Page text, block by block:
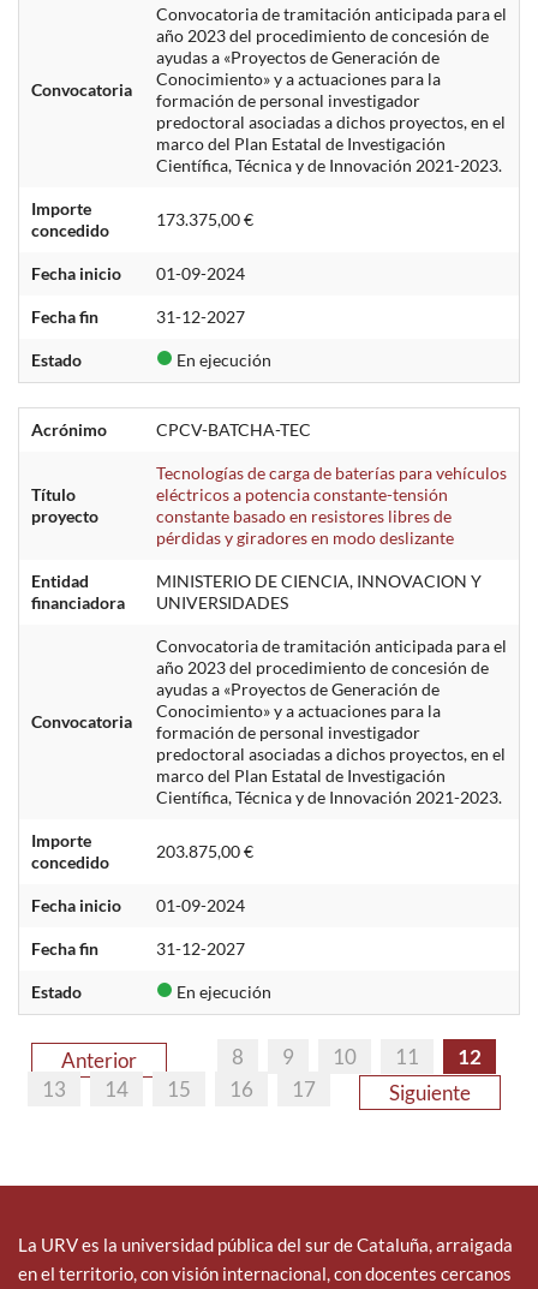
Convocatoria
Convocatoria de tramitación anticipada para el
año 2023 del procedimiento de concesión de
ayudas a «Proyectos de Generación de
Conocimiento» y a actuaciones para la
formación de personal investigador
predoctoral asociadas a dichos proyectos, en el
marco del Plan Estatal de Investigación
Científica, Técnica y de Innovación 2021-2023.
Importe
concedido
173.375,00 €
Fecha inicio 01-09-2024
Fecha fin 31-12-2027
Estado En ejecución
Acrónimo CPCV-BATCHA-TEC
Título
proyecto
Tecnologías de carga de baterías para vehículos
eléctricos a potencia constante-tensión
constante basado en resistores libres de
pérdidas y giradores en modo deslizante
Entidad
financiadora
MINISTERIO DE CIENCIA, INNOVACION Y
UNIVERSIDADES
Convocatoria
Convocatoria de tramitación anticipada para el
año 2023 del procedimiento de concesión de
ayudas a «Proyectos de Generación de
Conocimiento» y a actuaciones para la
formación de personal investigador
predoctoral asociadas a dichos proyectos, en el
marco del Plan Estatal de Investigación
Científica, Técnica y de Innovación 2021-2023.
Importe
concedido
203.875,00 €
Fecha inicio 01-09-2024
Fecha fin 31-12-2027
Estado En ejecución
Anterior 8 9 10 11
12
13
14 15 16 17 Siguiente
La URV es la universidad pública del sur de Cataluña, arraigada
en el territorio, con visión internacional, con docentes cercanos